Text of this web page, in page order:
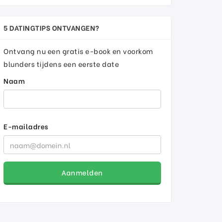
5 DATINGTIPS ONTVANGEN?
Ontvang nu een gratis e-book en voorkom
blunders tijdens een eerste date
Naam
E-mailadres
Aanmelden